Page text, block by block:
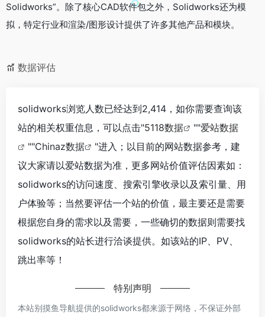
Solidworks”。除了核心CAD软件包之外，Solidworks还为模
拟，特定行业和渲染/图形设计提供了许多其他产品和模块。
数据评估
solidworks浏览人数已经达到2,414，如你需要查询该
站的相关权重信息，可以点击"5118数据 ""爱站数据
""Chinaz数据
"进入；以目前的网站数据参考，建
议大家请以爱站数据为准，更多网站价值评估因素如：
solidworks的访问速度、搜索引擎收录以及索引量、用
户体验等；当然要评估一个站的价值，最主要还是需要
根据您自身的需求以及需要，一些确切的数据则需要找
solidworks的站长进行洽谈提供。如该站的IP、PV、
跳出率等！
特别声明
本站别摸鱼导航提供的solidworks都来源于网络，不保证外部